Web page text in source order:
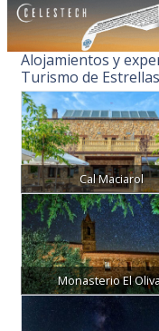
Alojamientos y
Turismo de Estrellas
Cal Maciarol
Monasterio El